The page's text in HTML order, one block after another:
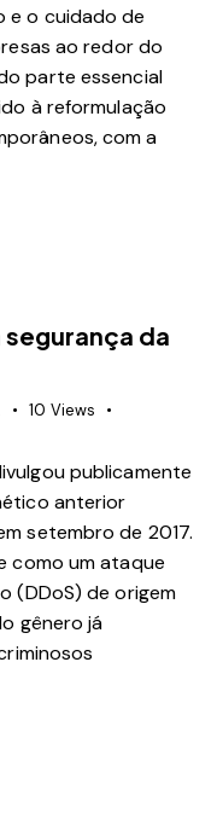
e o cuidado de
ao redor do
parte essencial
à reformulação
com a
da
10 Views
publicamente
anterior
setembro de 2017.
como um ataque
(DDoS) de origem
gênero já